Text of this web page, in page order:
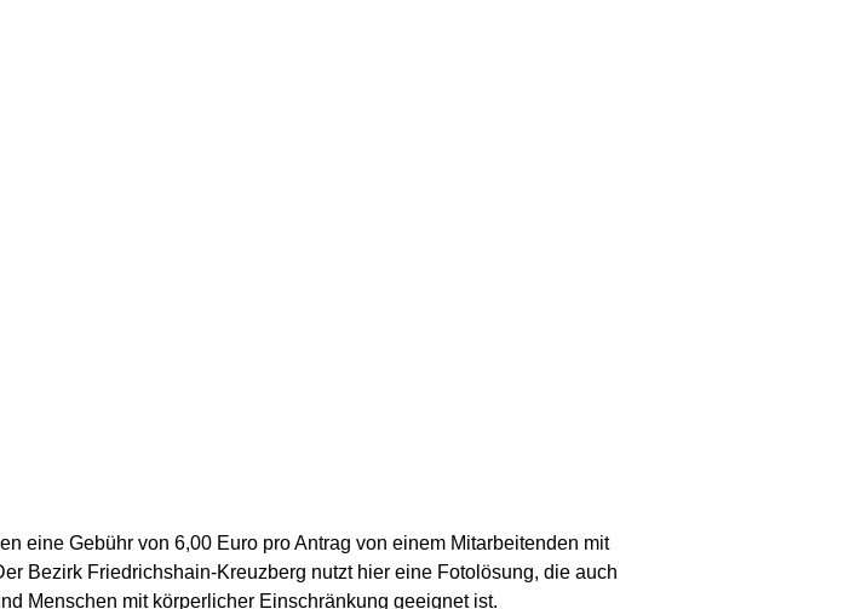
eine Gebühr von 6,00 Euro pro Antrag von einem Mitarbeitenden mit
Bezirk Friedrichshain-Kreuzberg nutzt hier eine Fotolösung, die auch
Menschen mit körperlicher Einschränkung geeignet ist.